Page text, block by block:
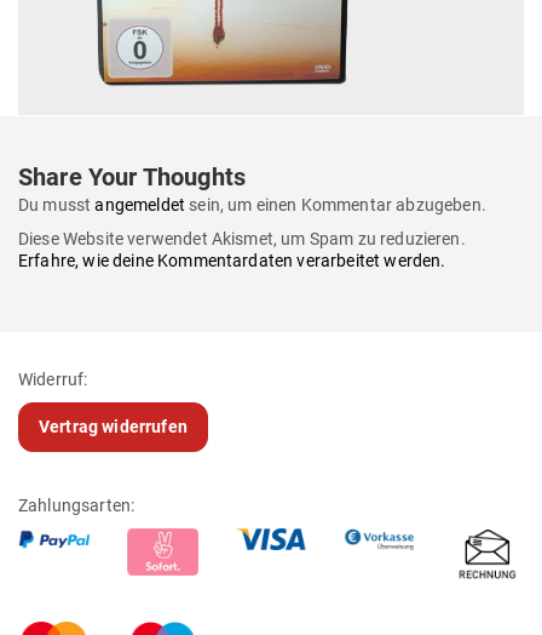
Share Your Thoughts
Du musstangemeldet sein, um einen Kommentar abzugeben.
Diese Website verwendet Akismet, um Spam zu reduzieren.
Erfahre, wie deine Kommentardaten verarbeitet werden.
Widerruf:
Vertrag widerrufen
Zahlungsarten: